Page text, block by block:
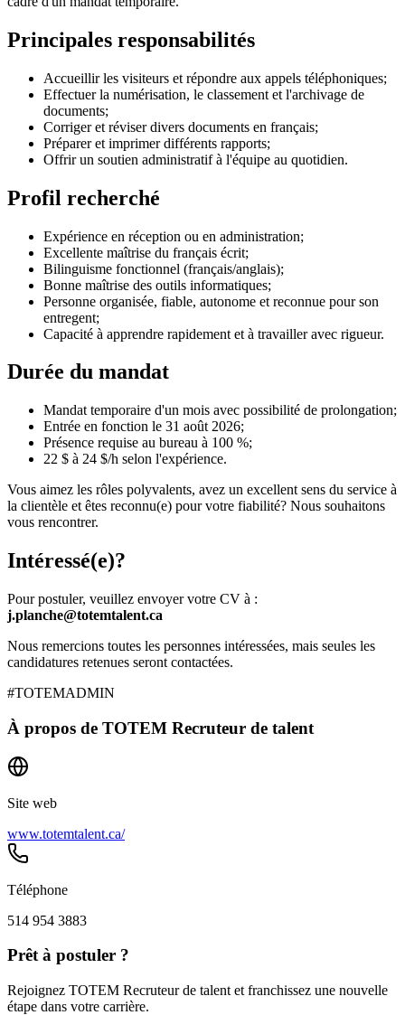
Principales responsabilités
Accueillir les visiteurs et répondre aux appels téléphoniques;
Effectuer la numérisation, le classement et l'archivage de
documents;
Corriger et réviser divers documents en français;
Préparer et imprimer différents rapports;
Offrir un soutien administratif à l'équipe au quotidien.
Profil recherché
Expérience en réception ou en administration;
Excellente maîtrise du français écrit;
Bilinguisme fonctionnel (français/anglais);
Bonne maîtrise des outils informatiques;
Personne organisée, fiable, autonome et reconnue pour son
entregent;
Capacité à apprendre rapidement et à travailler avec rigueur.
Durée du mandat
Mandat temporaire d'un mois avec possibilité de prolongation;
Entrée en fonction le 31 août 2026;
Présence requise au bureau à 100 %;
22 $ à 24 $/h selon l'expérience.
Vous aimez les rôles polyvalents, avez un excellent sens du service à
la clientèle et êtes reconnu(e) pour votre fiabilité? Nous souhaitons
vous rencontrer.
Intéressé(e)?
Pour postuler, veuillez envoyer votre CV à :
j.planche@totemtalent.ca
Nous remercions toutes les personnes intéressées, mais seules les
candidatures retenues seront contactées.
#TOTEMADMIN
À propos de TOTEM Recruteur de talent
Site web
www.totemtalent.ca/
Téléphone
514 954 3883
Prêt à postuler ?
Rejoignez TOTEM Recruteur de talent et franchissez une nouvelle
étape dans votre carrière.